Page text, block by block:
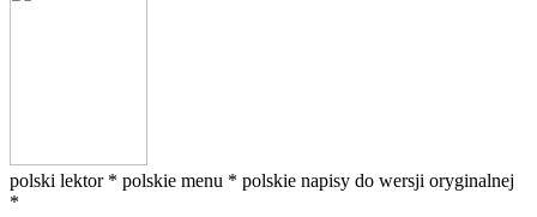
polski lektor * polskie menu * polskie napisy do wersji oryginalnej
*